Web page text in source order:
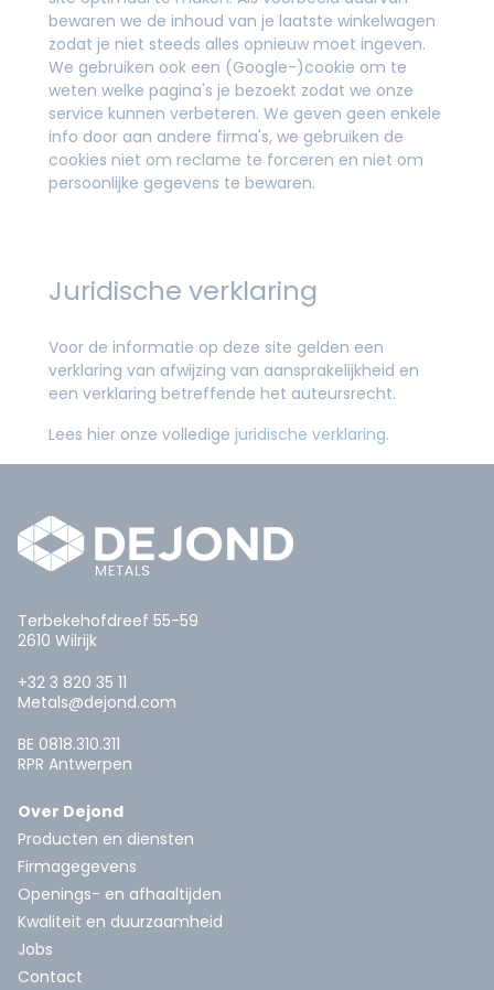
bewaren we de inhoud van je laatste winkelwagen
zodat je niet steeds alles opnieuw moet ingeven.
We gebruiken ook een (Google-)cookie om te
weten welke pagina's je bezoekt zodat we onze
service kunnen verbeteren. We geven geen enkele
info door aan andere firma's, we gebruiken de
cookies niet om reclame te forceren en niet om
persoonlijke gegevens te bewaren.
Juridische verklaring
Voor de informatie op deze site gelden een
verklaring van afwijzing van aansprakelijkheid en
een verklaring betreffende het auteursrecht.
Lees hier onze volledige juridische verklaring.
Terbekehofdreef 55-59
2610 Wilrijk
+32 3 820 35 11
Metals@dejond.com
BE 0818.310.311
RPR Antwerpen
Over Dejond
Producten en diensten
Firmagegevens
Openings- en afhaaltijden
Kwaliteit en duurzaamheid
Jobs
Contact